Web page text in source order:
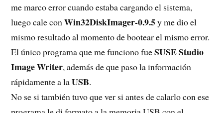
me marco error cuando estaba cargando el sistema,
luego cale conWin32DiskImager-0.9.5y me dio el
mismo resultado al momento de bootear el mismo error.
El único programa que me funciono fueSUSE Studio
Image Writer, además de que paso la información
rápidamente a laUSB.
No se si también tuvo que ver si antes de calarlo con ese